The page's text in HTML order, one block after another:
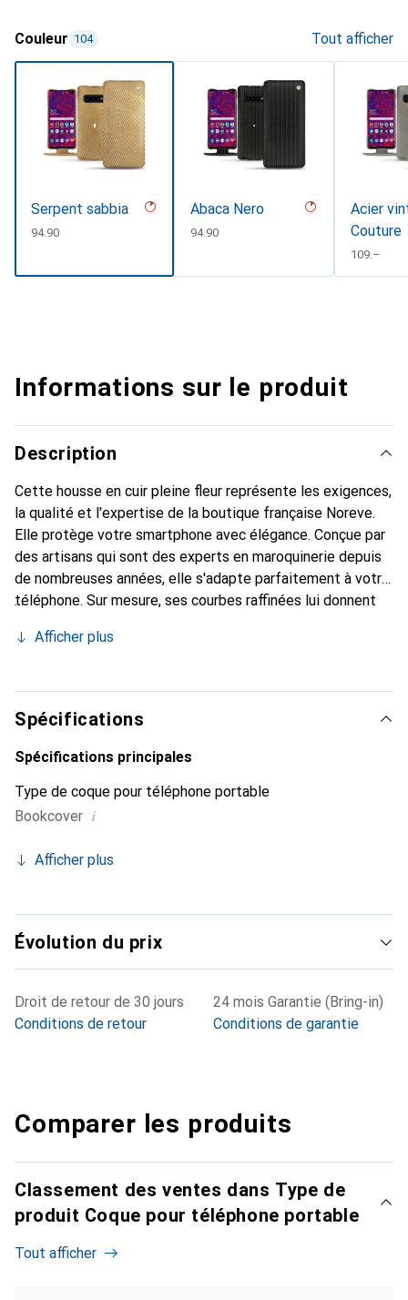
Couleur 104 Tout afficher
Serpent sabbia
CHF
94.90
Abaca Nero
CHF
94.90
Acier
Couture
CHF
109.–
Informations sur le produit
Description
Cette housse en cuir pleine fleur représente les exigences,
la qualité et l'expertise de la boutique française Noreve.
Elle protège votre smartphone avec élégance. Conçue par
des artisans qui sont des experts en maroquinerie depuis
de nombreuses années, elle s'adapte parfaitement à votre
téléphone. Sur mesure, ses courbes raffinées lui donnent
et indispensable de votre smartphone. Reconnaissante à
marque Noreve est un choix sûr pour une clientèle
exigeante.
Afficher plus
Spécifications
Spécifications principales
Type de coque pour téléphone portable
Bookcover i
Afficher plus
Évolution du prix
Droit de retour de 30 jours
Conditions de retour
24 mois Garantie (Bring-in)
Conditions de garantie
Comparer les produits
Classement des ventes dans Type de
produit Coque pour téléphone portable
Tout afficher